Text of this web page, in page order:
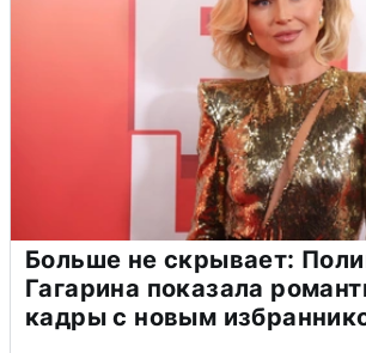
Больше не скрывает:
Гагарина показала
кадры с новым